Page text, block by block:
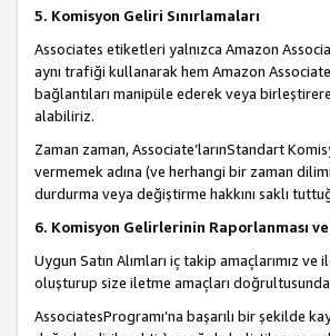
5. Komisyon Geliri Sınırlamaları
Associates etiketleri yalnızca Amazon
aynı trafiği kullanarak hem Amazon
bağlantıları manipüle ederek veya
alabiliriz.
Zaman zaman, Associate’larınStandart
vermemek adına (ve herhangi bir zaman
durdurma veya değiştirme hakkını saklı
6. Komisyon Gelirlerinin Raporlanması
Uygun Satın Alımları iç takip amaçlarımız
oluşturup size iletme amaçları
AssociatesProgramı’na başarılı bir şekilde